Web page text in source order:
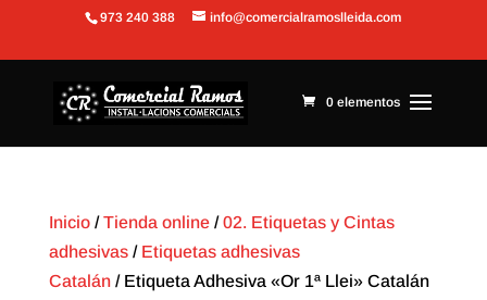
Abrir barra de herramientas
973 240 388 info@comercialramoslleida.com
0 elementos
Inicio/Tienda online/02. Etiquetas y Cintas
adhesivas/ Etiquetas adhesivas
Catalán/ Etiqueta Adhesiva «Or 1ª Llei» Catalán